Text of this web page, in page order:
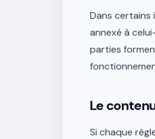
Dans certains
annexé à
parties
Le
Si chaque